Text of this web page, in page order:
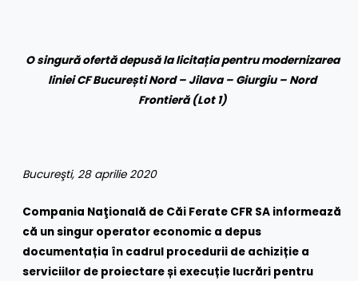
O singură ofertă depusă la licitația pentru modernizarea
liniei CF București Nord – Jilava – Giurgiu – Nord
Frontieră (Lot 1)
Bucureşti, 28 aprilie 2020
Compania Naţională de Căi Ferate CFR SA informează
că un singur operator economic a depus
documentația în cadrul procedurii de achiziție a
serviciilor de proiectare și execuție lucrări pentru